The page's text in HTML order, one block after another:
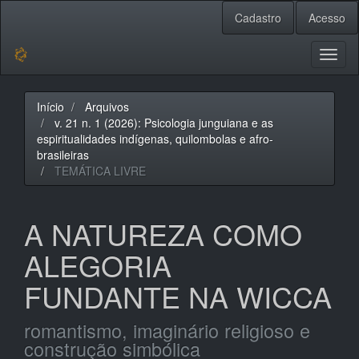
Barra
Lateral
Cadastro Acesso
Início
Arquivos
v. 21 n. 1 (2026): Psicologia junguiana e as
espiritualidades indígenas, quilombolas e afro-
brasileiras
TEMÁTICA LIVRE
A NATUREZA COMO
ALEGORIA
FUNDANTE NA WICCA
romantismo, imaginário religioso e
construção simbólica